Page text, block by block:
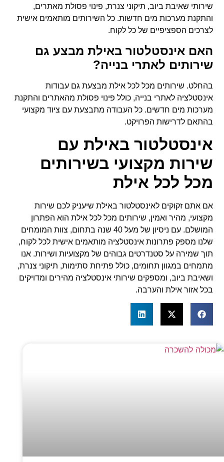
שירותי שאיבת ביוב, תיקוני צנרת, פינוי פסולת מאתרים,
והתקנת מערכות מים חדשות. כל השירותים מותאמים אישית
לצרכים הספציפיים של כל לקוח.
האם אינסטלטור באילת מבצע גם
שירותים לאתרי בנייה?
בהחלט. שירותים מכל לכל אילת מבצעת גם עבודות
אינסטלציה לאתרי בנייה, כולל פינוי פסולת מהאתרים והתקנת
מערכות מים חדשים. כל העבודה מתבצעת עם ציוד מקצועי
בהתאם לדרישות הפרויקט.
אינסטלטור באילת עם
שירות מקצועי בשירותים
מכל לכל אילת
אם אתם זקוקים לאינסטלטור באילת שיעניק לכם שירות
מקצועי, מהיר ואמין, שירותים מכל לכל אילת הוא הפתרון
המושלם. עם ניסיון של מעל 40 שנה בתחום, צוות המומחים
שלנו מספק פתרונות אינסטלציה מותאמים אישית לכל לקוח,
תוך שמירה על סטנדרטים גבוהים של מקצועיות ושירות. אנו
מתמחים במגוון תחומים, כולל פתיחת סתימות, תיקוני צנרת,
ושאיבת ביוב, ומספקים שירותי אינסטלציה מהירים ומדויקים
בכל אזור אילת והערבה.